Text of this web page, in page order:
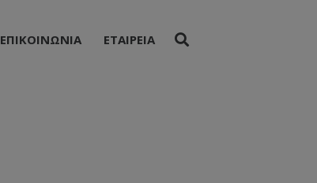
ΕΠΙΚΟΙΝΩΝΙΑ ΕΤΑΙΡΕΙΑ